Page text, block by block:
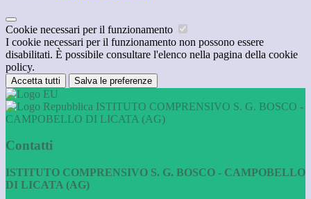
Cookie necessari per il funzionamento
I cookie necessari per il funzionamento non possono essere
disabilitati. È possibile consultare l'elenco nella pagina della cookie
policy.
Accetta tutti Salva le preferenze
ISTITUTO COMPRENSIVO S. G. BOSCO -
CAMPOBELLO DI LICATA (AG)
Contatti
ISTITUTO COMPRENSIVO S. G. BOSCO - CAMPOBELLO
DI LICATA (AG)